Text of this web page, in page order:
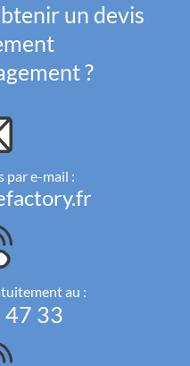
un devis
?
par e-mail :
au :
33